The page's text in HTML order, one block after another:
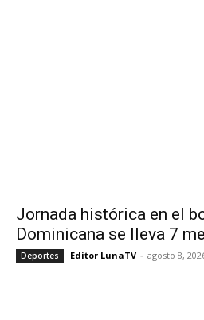
Jornada histórica en el
Dominicana se lleva 7
Deportes Editor LunaTV - agosto 8,